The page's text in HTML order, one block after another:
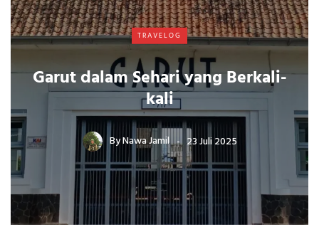
TRAVELOG
Garut dalam Sehari yang Berkali-
kali
ByNawa Jamil 23 Juli 2025